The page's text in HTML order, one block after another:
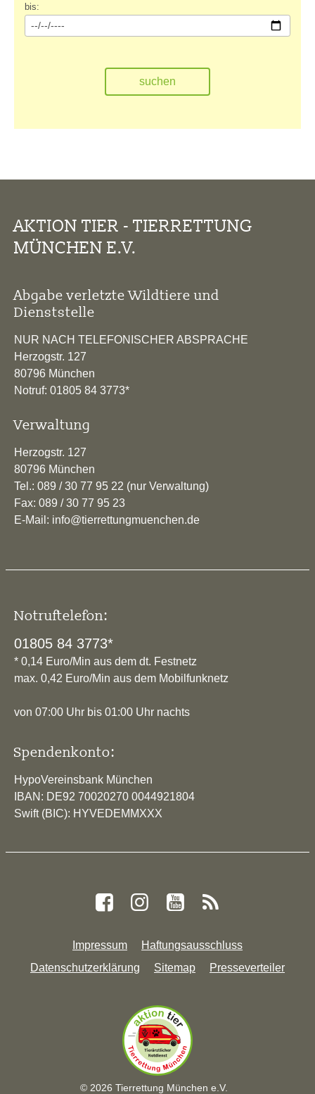
bis:
AKTION TIER - TIERRETTUNG
MÜNCHEN E.V.
Abgabe verletzte Wildtiere und
Dienststelle
NUR NACH TELEFONISCHER ABSPRACHE
Herzogstr. 127
80796 München
Notruf: 01805 84 3773*
Verwaltung
Herzogstr. 127
80796 München
Tel.: 089 / 30 77 95 22 (nur Verwaltung)
Fax: 089 / 30 77 95 23
E-Mail: info@tierrettungmuenchen.de
Notruftelefon:
01805 84 3773*
* 0,14 Euro/Min aus dem dt. Festnetz
max. 0,42 Euro/Min aus dem Mobilfunknetz
von 07:00 Uhr bis 01:00 Uhr nachts
Spendenkonto:
HypoVereinsbank München
IBAN: DE92 70020270 0044921804
Swift (BIC): HYVEDEMMXXX
Impressum
Haftungsausschluss
Datenschutzerklärung
Sitemap Presseverteiler
© 2026 Tierrettung München e.V.